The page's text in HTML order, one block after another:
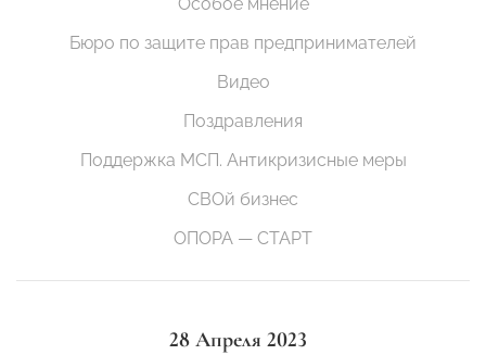
Бюро по защите прав предпринимателей
Видео
Поздравления
Поддержка МСП. Антикризисные меры
СВОй бизнес
ОПОРА — СТАРТ
28 Апреля 2023